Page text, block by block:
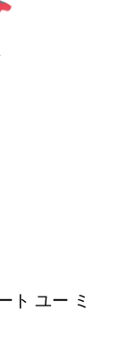
ト ユー ミ